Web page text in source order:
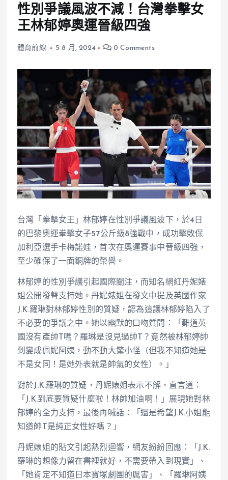
性別爭議風波不減！台灣拳擊女
王林郁婷奧運晉級四強
體育前線 5 8 月, 2024 0 Comments
台灣「拳擊女王」林郁婷在性別爭議風波下，於4日
的巴黎奧運拳擊女子57公斤級8強戰中，成功擊敗保
加利亞選手卡梅諾娃，首次在奧運賽事中晉級四強，
至少確保了一面銅牌的榮譽。
林郁婷的性別爭議引起國際關注，而知名網紅丹妮婊
姐公開發聲支持她。丹妮婊姐在發文中提及英國作家
J.K.羅琳對林郁婷性別的質疑，認為這讓林郁婷陷入了
不必要的爭議之中。她以幽默的口吻質問：「難道英
國沒有產帥T嗎？羅琳是沒見過帥T？竟然被林郁婷帥
到變成佩妮阿姨，動不動大驚小怪（但我不知道她是
不是女同！是她外表就是帥氣的女性）。」
對於J.K.羅琳的質疑，丹妮婊姐表示不解，直言道：
「J.K.到底要質疑什麼啦！林帥加油啊！」展現她對林
郁婷的全力支持，最後再喊話：「還是希望J.K.小姐能
知道帥T是純正女性好嗎？」
丹妮婊姐的貼文引起熱烈迴響，網友紛紛回應：「J.K.
羅琳的想像力留在書裡就好，不需要帶入到現實」、
「她肯定不知道日本寶塚劇團的厲害」、「羅琳阿姨